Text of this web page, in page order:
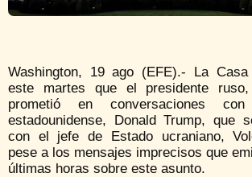
Washington, 19 ago (EFE).- La
este martes que el presidente
prometió en conversaciones
estadounidense, Donald Trump, que
con el jefe de Estado ucraniano,
pese a los mensajes imprecisos que
últimas horas sobre este asunto.